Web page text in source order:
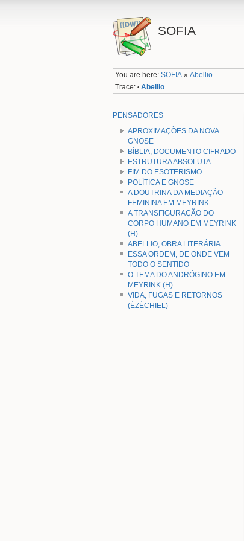
SOFIA
You are here:SOFIA »Abellio
Trace: • Abellio
PENSADORES
APROXIMAÇÕES DA NOVA
GNOSE
BÍBLIA, DOCUMENTO CIFRADO
ESTRUTURA ABSOLUTA
FIM DO ESOTERISMO
POLÍTICA E GNOSE
A DOUTRINA DA MEDIAÇÃO
FEMININA EM MEYRINK
A TRANSFIGURAÇÃO DO
CORPO HUMANO EM MEYRINK
(H)
ABELLIO, OBRA LITERÁRIA
ESSA ORDEM, DE ONDE VEM
TODO O SENTIDO
O TEMA DO ANDRÓGINO EM
MEYRINK (H)
VIDA, FUGAS E RETORNOS
(ÉZÉCHIEL)